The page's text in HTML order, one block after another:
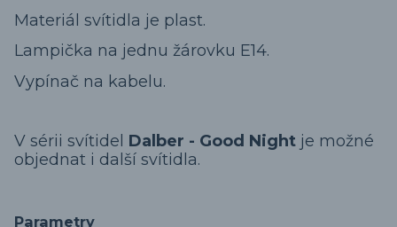
Materiál svítidla je plast.
Lampička na jednu žárovku E14.
Vypínač na kabelu.
V sérii svítidel Dalber - Good Night je možné
objednat i další svítidla.
Parametry